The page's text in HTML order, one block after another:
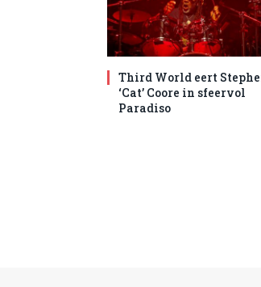
Third World eert
‘Cat’ Coore in sfeervol
Paradiso